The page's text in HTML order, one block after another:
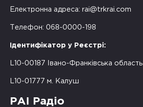
Електронна адреса: rai@trkrai.com
Телефон: 068-0000-198
Ідентифікатор у Реєстрі:
L10-00187 Івано-Франківська область
L10-01777 м. Калуш
РАІ Радіо